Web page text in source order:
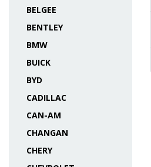
BELGEE
BENTLEY
BMW
BUICK
BYD
CADILLAC
CAN-AM
CHANGAN
CHERY